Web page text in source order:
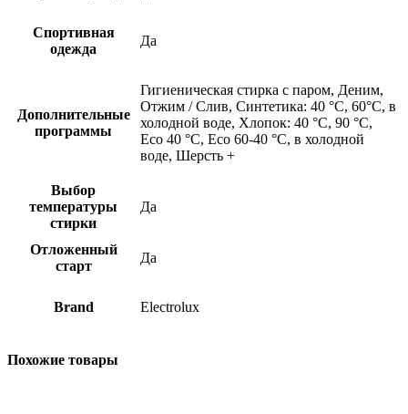
Спортивная
одежда
Да
Дополнительные
программы
Гигиеническая стирка с паром, Деним,
Отжим / Слив, Синтетика: 40 °С, 60°С, в
холодной воде, Хлопок: 40 °С, 90 °С,
Eco 40 °С, Eco 60-40 °С, в холодной
воде, Шерсть +
Выбор
температуры
стирки
Да
Отложенный
старт
Да
Brand Electrolux
Похожие товары